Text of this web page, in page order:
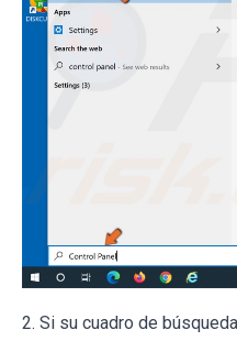
2. Si su cuadro de